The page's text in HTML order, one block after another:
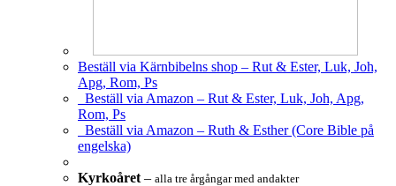
Beställ via Kärnbibelns shop – Rut & Ester, Luk, Joh,
Apg, Rom, Ps
Beställ via Amazon – Rut & Ester, Luk, Joh, Apg,
Rom, Ps
Beställ via Amazon – Ruth & Esther (Core Bible på
engelska)
Kyrkoåret – alla tre årgångar med andakter